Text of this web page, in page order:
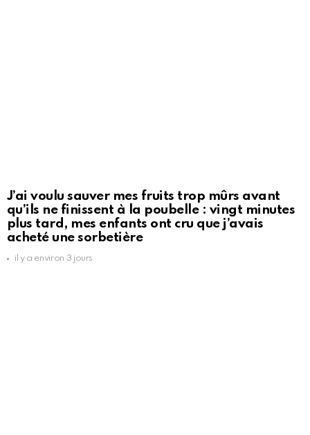
J’ai voulu sauver mes fruits trop mûrs avant
qu’ils ne finissent à la poubelle : vingt minutes
plus tard, mes enfants ont cru que j’avais
acheté une sorbetière
il y a environ 3 jours